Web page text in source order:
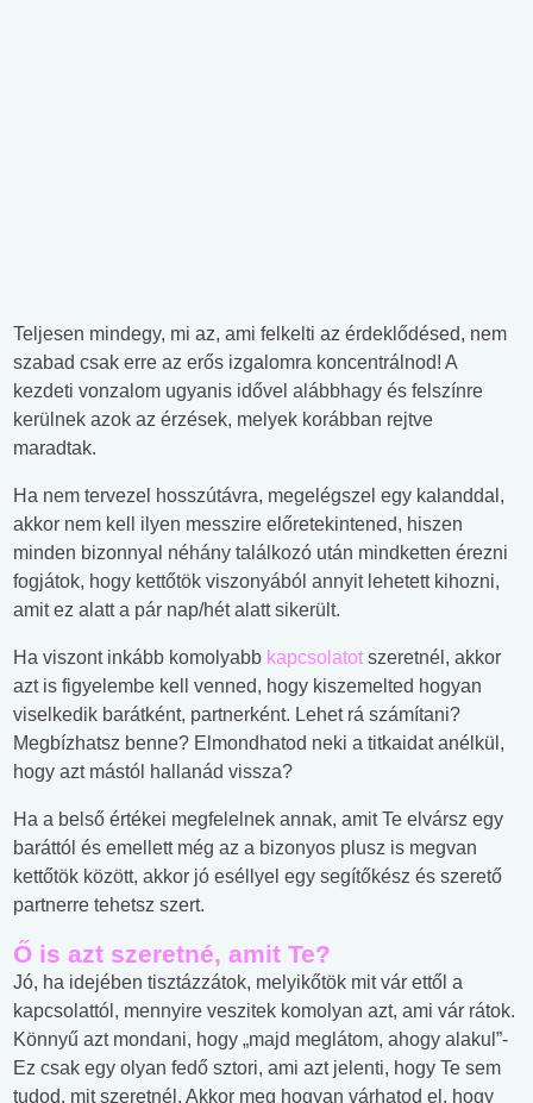
Teljesen mindegy, mi az, ami felkelti az érdeklődésed, nem
szabad csak erre az erős izgalomra koncentrálnod! A
kezdeti vonzalom ugyanis idővel alábbhagy és felszínre
kerülnek azok az érzések, melyek korábban rejtve
maradtak.
Ha nem tervezel hosszútávra, megelégszel egy kalanddal,
akkor nem kell ilyen messzire előretekintened, hiszen
minden bizonnyal néhány találkozó után mindketten érezni
fogjátok, hogy kettőtök viszonyából annyit lehetett kihozni,
amit ez alatt a pár nap/hét alatt sikerült.
Ha viszont inkább komolyabb kapcsolatot szeretnél, akkor
azt is figyelembe kell venned, hogy kiszemelted hogyan
viselkedik barátként, partnerként. Lehet rá számítani?
Megbízhatsz benne? Elmondhatod neki a titkaidat anélkül,
hogy azt mástól hallanád vissza?
Ha a belső értékei megfelelnek annak, amit Te elvársz egy
baráttól és emellett még az a bizonyos plusz is megvan
kettőtök között, akkor jó eséllyel egy segítőkész és szerető
partnerre tehetsz szert.
Ő is azt szeretné, amit Te?
Jó, ha idejében tisztázzátok, melyikőtök mit vár ettől a
kapcsolattól, mennyire veszitek komolyan azt, ami vár rátok.
Könnyű azt mondani, hogy „majd meglátom, ahogy alakul”-
Ez csak egy olyan fedő sztori, ami azt jelenti, hogy Te sem
tudod, mit szeretnél. Akkor meg hogyan várhatod el, hogy